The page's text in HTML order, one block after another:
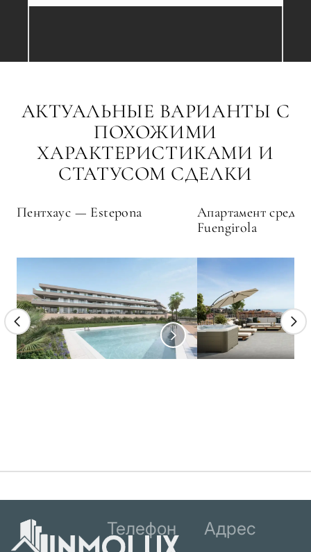
АКТУАЛЬНЫЕ ВАРИАНТЫ С
ПОХОЖИМИ
ХАРАКТЕРИСТИКАМИ И
СТАТУСОМ СДЕЛКИ
Пентхаус — Estepona
Апартамент
Fuengirola
Телефон Адрес